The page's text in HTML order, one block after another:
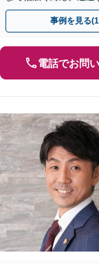
り。実績を活かし、成
事例を見る
電話でお問